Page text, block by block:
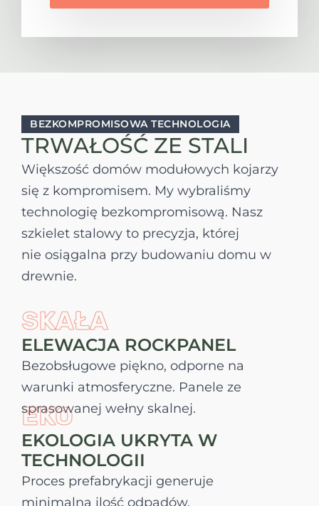
BEZKOMPROMISOWA TECHNOLOGIA
TRWAŁOŚĆ ZE STALI
Większość domów modułowych kojarzy
się z kompromisem. My wybraliśmy
technologię bezkompromisową. Nasz
szkielet stalowy to precyzja, której
nie osiągalna przy budowaniu domu w
drewnie.
SKAŁA
ELEWACJA ROCKPANEL
Bezobsługowe piękno, odporne na
warunki atmosferyczne. Panele ze
sprasowanej wełny skalnej.
EKO
EKOLOGIA UKRYTA W
TECHNOLOGII
Proces prefabrykacji generuje
minimalną ilość odpadów.